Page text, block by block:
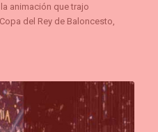
animación que trajo
del Rey de Baloncesto,